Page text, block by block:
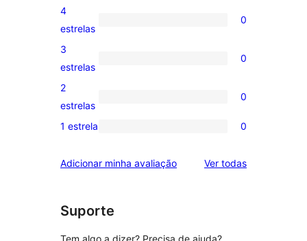
avaliação
com
0
avaliação
com
4
estrelas
0
0
avaliação
com
3
estrelas
0
0
avaliação
2
2
estrelas
0
0
com
estrela
1 estrela 0
Adicionar minha avaliação Ver todasavaliações
Suporte